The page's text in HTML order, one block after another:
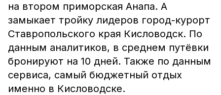
на втором приморская Анапа. А
замыкает тройку лидеров город-курорт
Ставропольского края Кисловодск. По
данным аналитиков, в среднем путёвки
бронируют на 10 дней. Также по данным
сервиса, самый бюджетный отдых
именно в Кисловодске.